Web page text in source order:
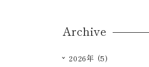
Archive
2026年 (5)